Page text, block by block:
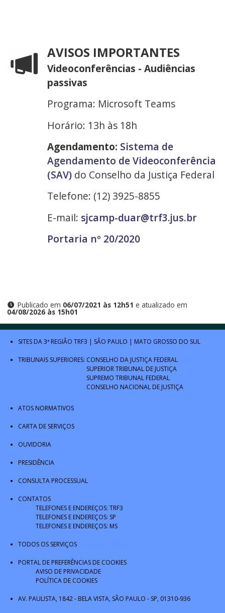
AVISOS IMPORTANTES
Videoconferências - Audiências
passivas
Programa: Microsoft Teams
Horário: 13h às 18h
Agendamento: Sistema de
Agendamento de Videoconferência
(SAV)do Conselho da Justiça Federal
Telefone: (12) 3925-8855
E-mail: sjcamp-duar@trf3.jus.br
Portaria nº 20/2020
Publicado em 06/07/2021 às 12h51 e atualizado em
04/08/2026 às 15h01
SITES DA 3ª REGIÃO TRF3 | SÃO PAULO | MATO GROSSO DO SUL
TRIBUNAIS SUPERIORES: CONSELHO DA JUSTIÇA FEDERAL
SUPERIOR TRIBUNAL DE JUSTIÇA
SUPREMO TRIBUNAL FEDERAL
CONSELHO NACIONAL DE JUSTIÇA
ATOS NORMATIVOS
CARTA DE SERVIÇOS
OUVIDORIA
PRESIDÊNCIA
CONSULTA PROCESSUAL
CONTATOS
TELEFONES E ENDEREÇOS: TRF3
TELEFONES E ENDEREÇOS: SP
TELEFONES E ENDEREÇOS: MS
TODOS OS SERVIÇOS
PORTAL DE PREFERÊNCIAS DE COOKIES
AVISO DE PRIVACIDADE
POLÍTICA DE COOKIES
AV. PAULISTA, 1842 - BELA VISTA, SÃO PAULO - SP, 01310-936